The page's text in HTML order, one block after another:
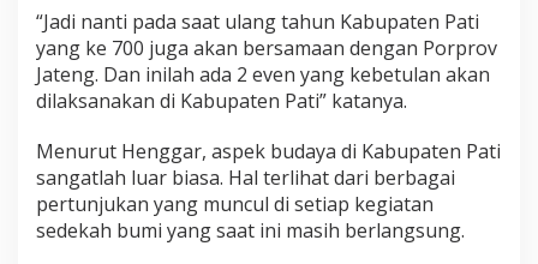
,
I
n
g
a
k
a
n
S
t
“Jadi nanti pada saat ulang tahun Kabupaten Pati
yang ke 700 juga akan bersamaan dengan Porprov
Jateng. Dan inilah ada 2 even yang kebetulan akan
dilaksanakan di Kabupaten Pati” katanya.
Menurut Henggar, aspek budaya di Kabupaten Pati
sangatlah luar biasa. Hal terlihat dari berbagai
pertunjukan yang muncul di setiap kegiatan
sedekah bumi yang saat ini masih berlangsung.